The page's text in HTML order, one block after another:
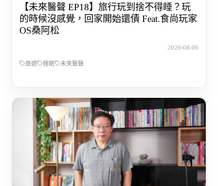
【未來醫聲 EP18】旅行玩到捨不得睡？玩
的時候沒感覺，回家開始還債 Feat.食尚玩家
OS桑阿松
2026-08-06
旅遊 睡眠 未來醫聲